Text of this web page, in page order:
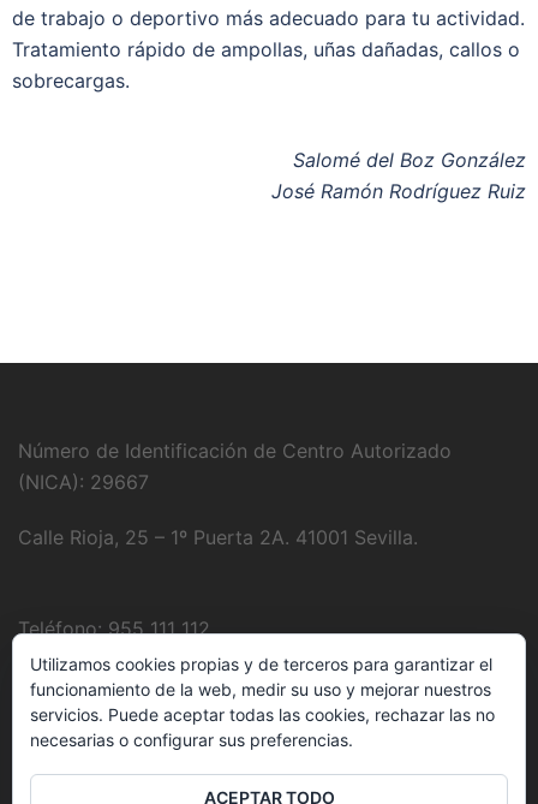
de trabajo o deportivo más adecuado para tu actividad.
Tratamiento rápido de ampollas, uñas dañadas, callos o
sobrecargas.
Salomé del Boz González
José Ramón Rodríguez Ruiz
Número de Identificación de Centro Autorizado
(NICA): 29667
Calle Rioja, 25 – 1º Puerta 2A. 41001 Sevilla.
Teléfono: 955 111 112
Fotografía:Juanjo Domínguez
E-Mail:clinica@delbozyrodriguez.es
Utilizamos cookies propias y de terceros para garantizar el
funcionamiento de la web, medir su uso y mejorar nuestros
servicios. Puede aceptar todas las cookies, rechazar las no
necesarias o configurar sus preferencias.
ACEPTAR TODO